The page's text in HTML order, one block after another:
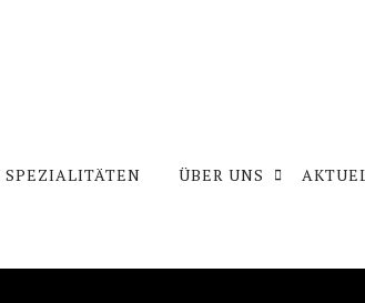
SPEZIALITÄTEN ÜBER UNS